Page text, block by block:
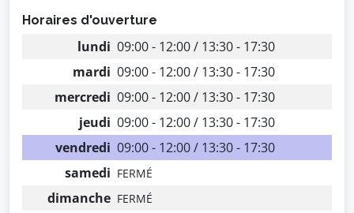
Horaires d'ouverture
lundi 09:00 - 12:00 / 13:30 - 17:30
mardi 09:00 - 12:00 / 13:30 - 17:30
mercredi 09:00 - 12:00 / 13:30 - 17:30
jeudi 09:00 - 12:00 / 13:30 - 17:30
vendredi 09:00 - 12:00 / 13:30 - 17:30
samedi FERMÉ
dimanche FERMÉ